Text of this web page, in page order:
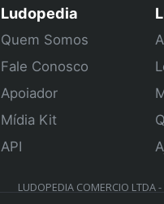
Ludopedia
Quem Somos
Fale Conosco
Apoiador
Mídia Kit
API
LUDOPEDIA COMERCIO